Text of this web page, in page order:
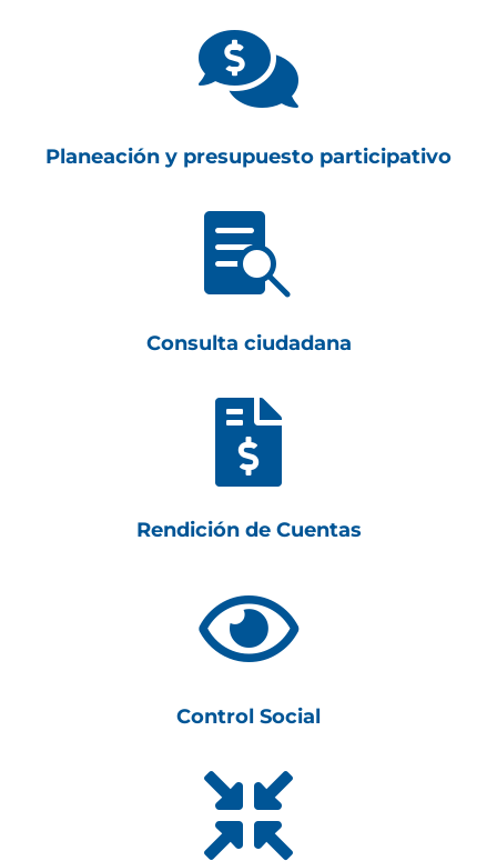

Planeación y presupuesto participativo

Consulta ciudadana

Rendición de Cuentas

Control Social
